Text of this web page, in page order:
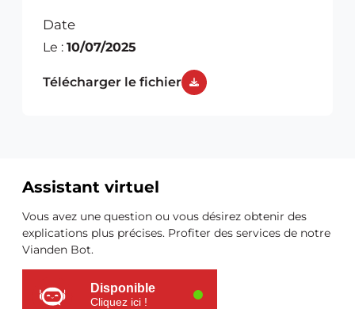
Date
Le : 10/07/2025
Télécharger le fichier
Ressources
supplémentaires
Assistant virtuel
Vous avez une question ou vous désirez obtenir des
explications plus précises. Profiter des services de notre
Vianden Bot.
Disponible
Cliquez ici !